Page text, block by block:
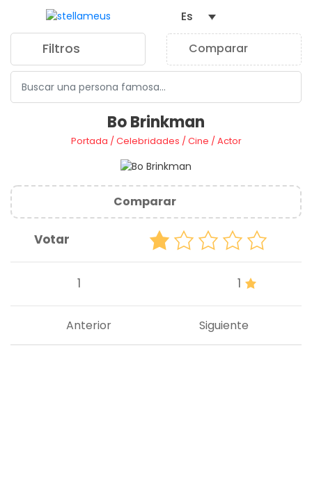
Filtros Comparar
Es
Bo Brinkman
Portada /Celebridades /Cine /Actor
Comparar
Votar
1 1
Siguiente
Anterior